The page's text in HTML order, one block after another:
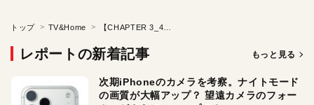
トップ TV&Home 【CHAPTER 3_4】未来を拓くアップルTVイノベーションの全貌●Apple TVはテレビを変えるのか??
レポートの新着記事 もっと見る
次期iPhoneのカメラを考察。ナイトモード
の画質が大幅アップ？ 望遠カメラのフォー